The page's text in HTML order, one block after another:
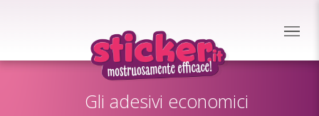
Gli adesivi economici